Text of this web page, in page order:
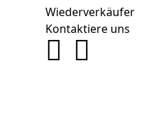
Wiederverkäufer
Kontaktiere uns